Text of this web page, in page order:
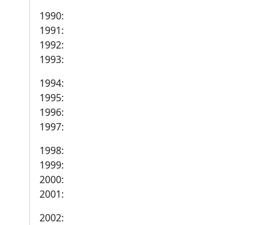
1990:
1991:
1992:
1993:
1994:
1995:
1996:
1997:
1998:
1999:
2000:
2001:
2002: